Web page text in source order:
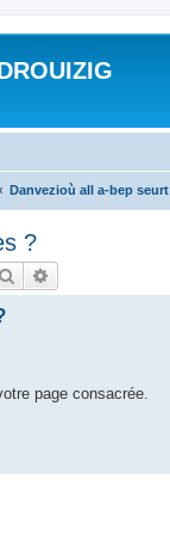
Danvezioù all a-bep seurt
?
Rechercher
page consacrée.